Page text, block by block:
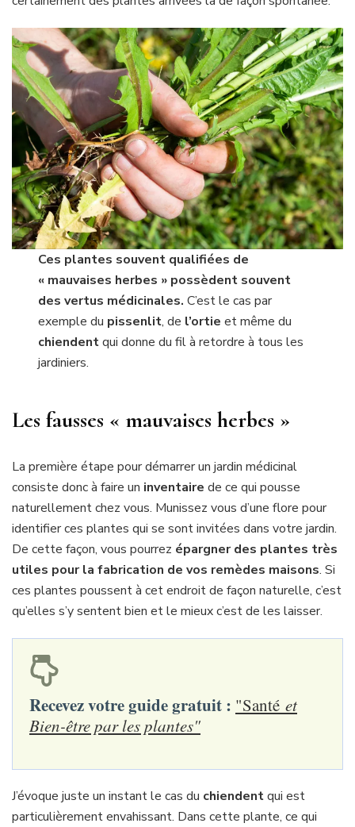
Ces plantes souvent qualifiées de
« mauvaises herbes » possèdent souvent
des vertus médicinales. C’est le cas par
exemple du pissenlit, de l’ortieet même du
chiendentqui donne du fil à retordre à tous les
jardiniers.
Les fausses « mauvaises herbes »
La première étape pour démarrer un jardin médicinal
consiste donc à faire un inventaire de ce qui pousse
naturellement chez vous. Munissez vous d’une flore pour
identifier ces plantes qui se sont invitées dans votre jardin.
De cette façon, vous pourrez épargner des plantes très
utiles pour la fabrication de vos remèdes maisons. Si
ces plantes poussent à cet endroit de façon naturelle, c’est
qu’elles s’y sentent bien et le mieux c’est de les laisser.
Recevez votre guide gratuit : "Santé et
Bien-être par les plantes"
J’évoque juste un instant le cas du chiendentqui est
particulièrement envahissant. Dans cette plante, ce qui